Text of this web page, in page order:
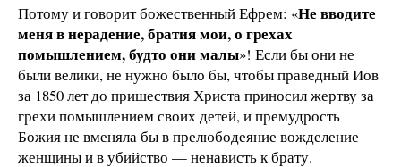
Потому и говорит божественный Ефрем: «Не вводите
меня в нерадение, братия мои, о грехах
помышлением, будто они малы»! Если бы они не
были велики, не нужно было бы, чтобы праведный Иов
за 1850 лет до пришествия Христа приносил жертву за
грехи помышлением своих детей, и премудрость
Божия не вменяла бы в прелюбодеяние вожделение
женщины и в убийство — ненависть к брату.